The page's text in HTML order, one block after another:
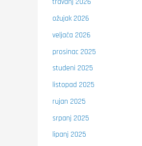
ožujak 2026
veljača 2026
prosinac 2025
studeni 2025
listopad 2025
rujan 2025
srpanj 2025
lipanj 2025